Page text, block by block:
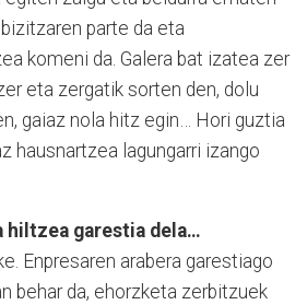
parte da eta
komeni da. Galera bat izatea zer
eta zergatik sorten den, dolu
gaiaz nola hitz egin… Hori guztia
hausnartzea lagungarri izango
hiltzea garestia dela…
Enpresaren arabera garestiago
behar da, ehorzketa zerbitzuek